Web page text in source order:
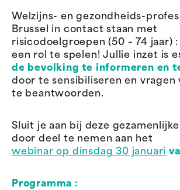
Welzijns- en gezondheids-
Brussel in contact staan met
risicodoelgroepen (50 – 74 jaar)
een rol te spelen! Jullie inzet is
de bevolking te informeren en
door te sensibiliseren en vragen
te beantwoorden.
Sluit je aan bij deze
door deel te nemen aan het
webinar op dinsdag 30 januari
Programma :